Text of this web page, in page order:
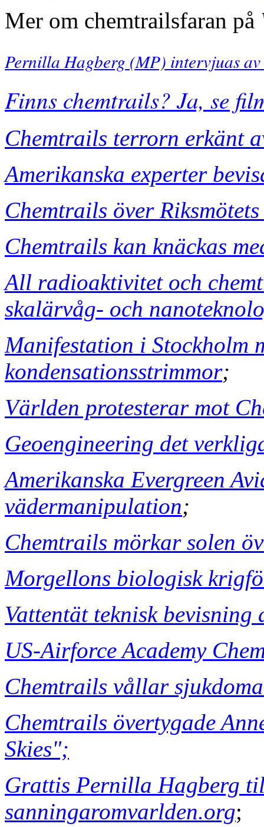
Mer om chemtrailsfaran på
Pernilla Hagberg (MP) intervjuas
Finns chemtrails? Ja, se
Chemtrails terrorn erkänt
Amerikanska experter
Chemtrails över
Chemtrails kan knäckas
All radioaktivitet och
skalärvåg- och
Manifestation i Stockholm
kondensationsstrimmor;
Världen protesterar mot
Geoengineering det
Amerikanska Evergreen
vädermanipulation;
Chemtrails mörkar solen
Morgellons biologisk
Vattentät teknisk
US-Airforce Academy
Chemtrails vållar
Chemtrails övertygade
Skies";
Grattis Pernilla Hagberg
sanningaromvarlden.org;